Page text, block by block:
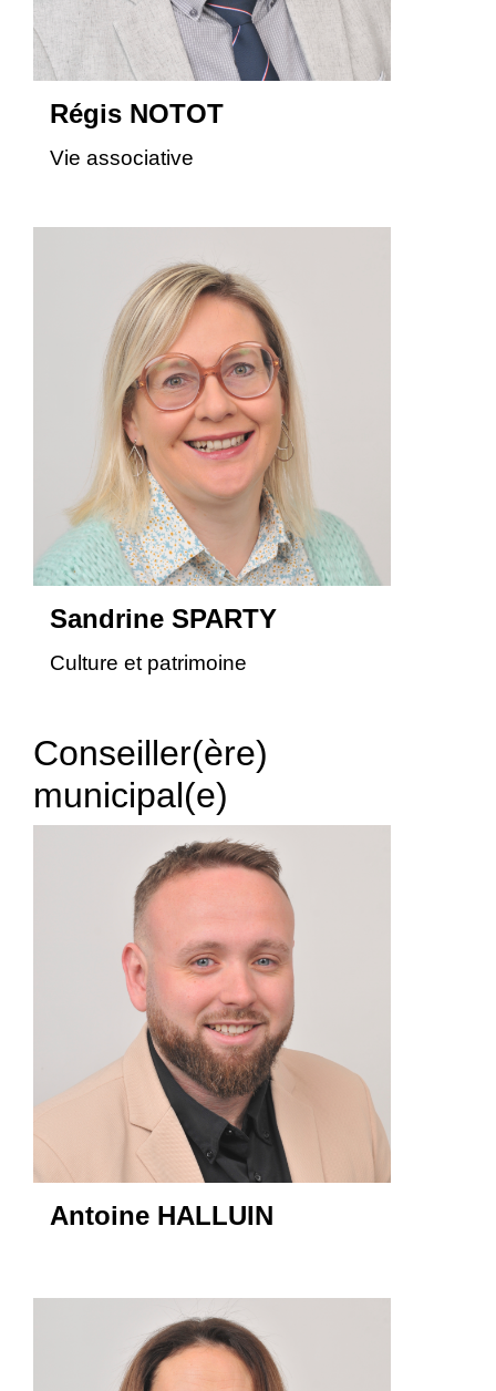
Régis NOTOT
Vie associative
Sandrine SPARTY
Culture et patrimoine
Conseiller(ère)
municipal(e)
Antoine HALLUIN